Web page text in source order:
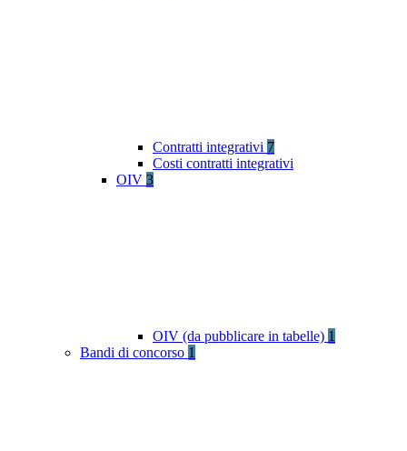
Contratti integrativi 7
Costi contratti integrativi
OIV 3
OIV (da pubblicare in tabelle) 1
Bandi di concorso 1